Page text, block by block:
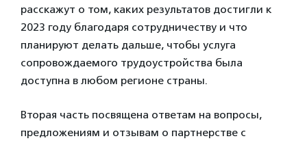
расскажут о том, каких результатов достигли к
2023 году благодаря сотрудничеству и что
планируют делать дальше, чтобы услуга
сопровождаемого трудоустройства была
доступна в любом регионе страны.
Вторая часть посвящена ответам на вопросы,
предложениям и отзывам о партнерстве с